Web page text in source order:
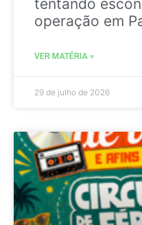
tentando
operação em
VER MATÉRIA »
29 de julho de 2026